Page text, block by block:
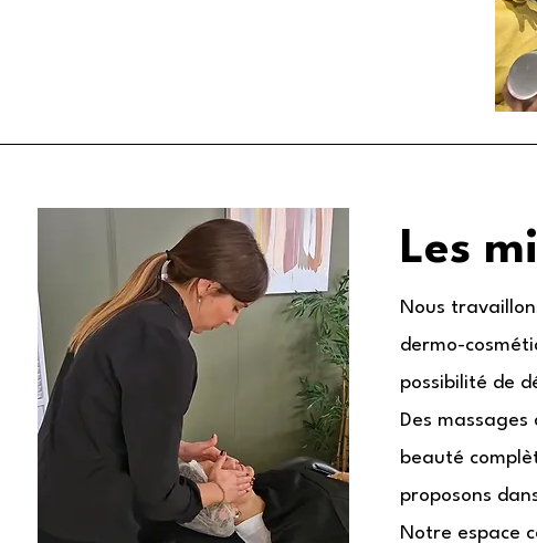
Les
Nous
dermo-
possibilité de
Des
beauté
proposons
Notre espace